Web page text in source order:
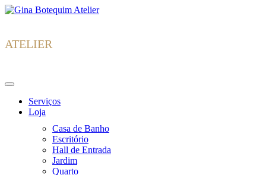
Skip
ATELIER
Serviços
Loja
Casa de Banho
Escritório
Hall de Entrada
Jardim
Quarto